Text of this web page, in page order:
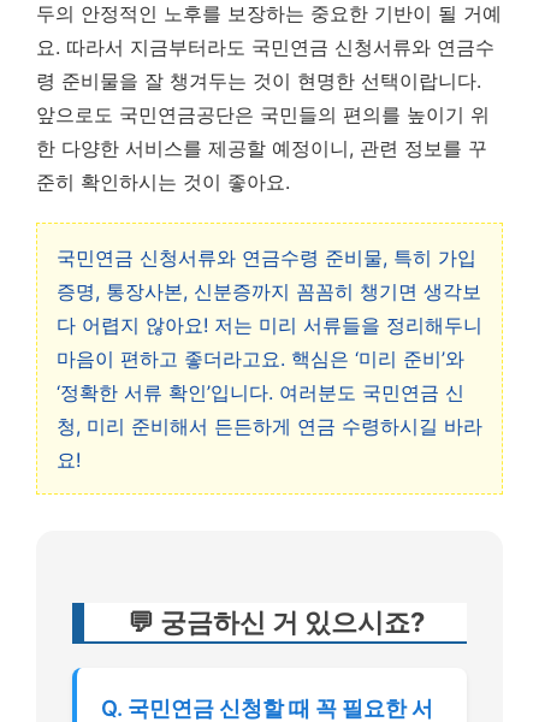
두의 안정적인 노후를 보장하는 중요한 기반이 될 거예
요. 따라서 지금부터라도 국민연금 신청서류와 연금수
령 준비물을 잘 챙겨두는 것이 현명한 선택이랍니다.
앞으로도 국민연금공단은 국민들의 편의를 높이기 위
한 다양한 서비스를 제공할 예정이니, 관련 정보를 꾸
준히 확인하시는 것이 좋아요.
국민연금 신청서류와 연금수령 준비물, 특히 가입
증명, 통장사본, 신분증까지 꼼꼼히 챙기면 생각보
다 어렵지 않아요! 저는 미리 서류들을 정리해두니
마음이 편하고 좋더라고요. 핵심은 ‘미리 준비’와
‘정확한 서류 확인’입니다. 여러분도 국민연금 신
청, 미리 준비해서 든든하게 연금 수령하시길 바라
요!
💬 궁금하신 거 있으시죠?
Q. 국민연금 신청할 때 꼭 필요한 서